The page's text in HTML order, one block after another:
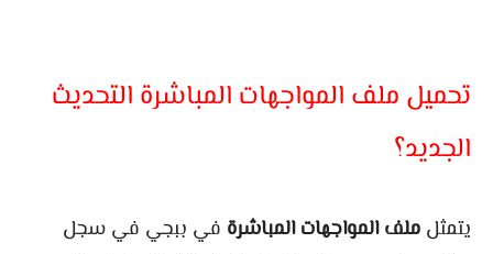
تحميل ملف المواجهات المباشرة التحديث
الجديد؟
يتمثل ملف المواجهات المباشرة في ببجي في سجل